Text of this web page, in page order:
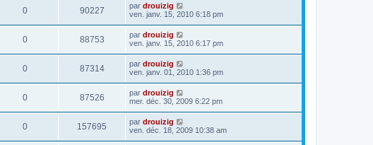
0 90227 par drouizig
ven. janv. 15, 2010 6:18 pm
0 88753 par drouizig
ven. janv. 15, 2010 6:17 pm
0 87314 par drouizig
ven. janv. 01, 2010 1:36 pm
0 87526 par drouizig
mer. déc. 30, 2009 6:22 pm
0 157695 par drouizig
ven. déc. 18, 2009 10:38 am